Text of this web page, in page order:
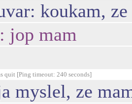
koukam,
jop mam
quit [Ping timeout: 240 seconds]
myslel, ze